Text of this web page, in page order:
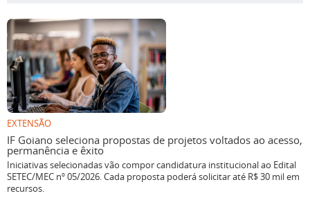
EXTENSÃO
IF Goiano seleciona propostas de projetos voltados ao acesso,
permanência e êxito
Iniciativas selecionadas vão compor candidatura institucional ao Edital
SETEC/MEC nº 05/2026. Cada proposta poderá solicitar até R$ 30 mil em
recursos.